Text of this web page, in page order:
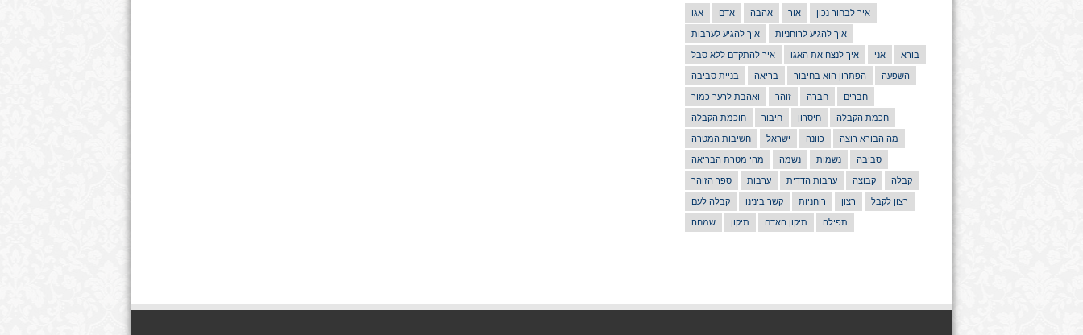
אגו אדם אהבה אור איך לבחור נכון
איך להגיע לערבות איך להגיע לרוחניות
איך להתקדם ללא סבל איך לנצח את האגו אני בורא
בניית סביבה בריאה הפתרון הוא בחיבור השפעה
ואהבת לרעך כמוך זוהר חברה חברים
חוכמת הקבלה חיבור חיסרון חכמת הקבלה
חשיבות המטרה ישראל כוונה מה הבורא רוצה
מהי מטרת הבריאה נשמה נשמות סביבה
ספר הזוהר ערבות ערבות הדדית קבוצה קבלה
קבלה לעם קשר בינינו רוחניות רצון רצון לקבל
שמחה תיקון תיקון האדם תפילה